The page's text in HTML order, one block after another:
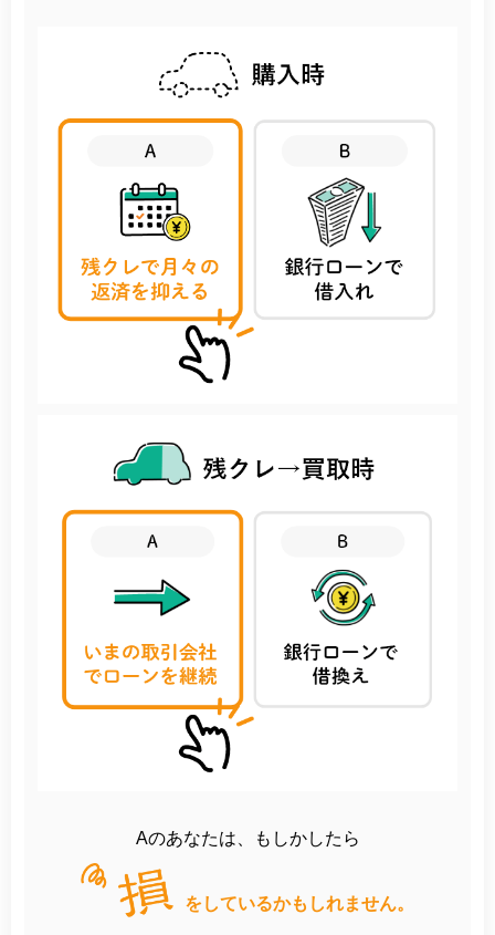
Aのあなたは、もしかしたら
をしているかもしれません。